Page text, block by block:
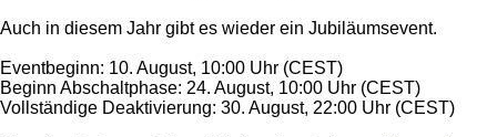
Auch in diesem Jahr gibt es wieder ein Jubiläumsevent.
Eventbeginn: 10. August, 10:00 Uhr (CEST)
Beginn Abschaltphase: 24. August, 10:00 Uhr (CEST)
Vollständige Deaktivierung: 30. August, 22:00 Uhr (CEST)